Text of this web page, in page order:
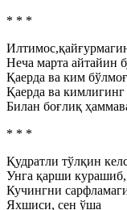
* * *
Неча марта айтайин
Қаерда ва ким
Қаерда ва кимлигинг
Билан боғлиқ
* * *
Қудратли тўлқин
Унга қарши курашиб,
Кучингни
Яхшиси, сен ўша